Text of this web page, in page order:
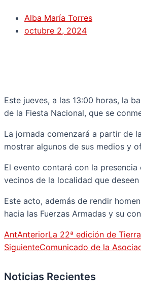
Alba María Torres
octubre 2, 2024
Este jueves, a las 13:00 horas, la
de la Fiesta Nacional, que se
La jornada comenzará a partir de
mostrar algunos de sus medios y
El evento contará con la
vecinos de la localidad que
Este acto, además de rendir
hacia las Fuerzas Armadas y su
AntAnteriorLa 22ª edición de
SiguienteComunicado de la
Noticias Recientes